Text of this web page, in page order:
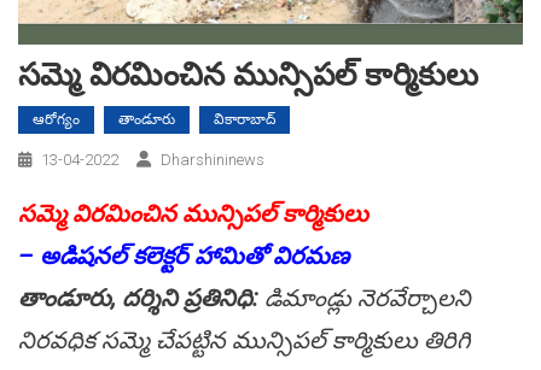
స‌మ్మె విర‌మించిన మున్సిప‌ల్ కార్మికులు
ఆరోగ్యం తాండూరు వికారాబాద్
13-04-2022 Dharshininews
స‌మ్మె విర‌మించిన మున్సిప‌ల్ కార్మికులు
– అడిష‌న‌ల్ క‌లెక్ట‌ర్ హామితో విర‌మ‌ణ
తాండూరు, ద‌ర్శిని ప్ర‌తినిధి: డిమాండ్లు నెర‌వేర్చాల‌ని
నిర‌వ‌ధిక‌ స‌మ్మె చేప‌ట్టిన మున్సిప‌ల్ కార్మికులు తిరిగి